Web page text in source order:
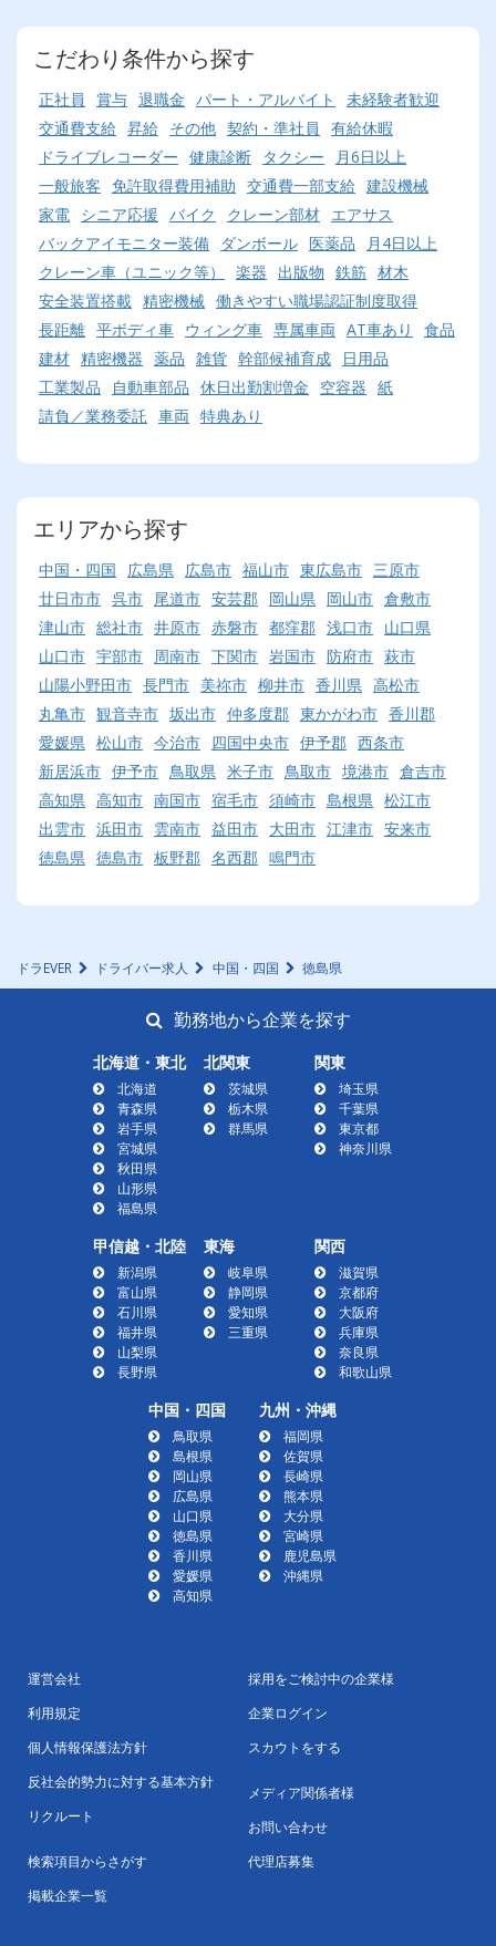
こだわり条件から探す
正社員 賞与 退職金 パート・アルバイト
未経験者歓迎
交通費支給 昇給 その他 契約・準社員
有給休暇
ドライブレコーダー 健康診断 タクシー
月6日以上
一般旅客 免許取得費用補助 交通費一部支給 建設機械
家電 シニア応援 バイク クレーン部材 エアサス
バックアイモニター装備
ダンボール 医薬品
月4日以上
クレーン車（ユニック等）
楽器 出版物 鉄筋 材木
安全装置搭載 精密機械 働きやすい職場認証制度取得
長距離 平ボディ車 ウィング車 専属車両 AT車あり
食品
建材 精密機器 薬品 雑貨 幹部候補育成
日用品
工業製品
自動車部品 休日出勤割増金 空容器 紙
請負／業務委託 車両 特典あり
エリアから探す
中国・四国 広島県 広島市 福山市 東広島市 三原市
廿日市市 呉市 尾道市 安芸郡 岡山県 岡山市 倉敷市
津山市 総社市 井原市 赤磐市 都窪郡 浅口市 山口県
山口市 宇部市 周南市 下関市 岩国市 防府市 萩市
山陽小野田市 長門市 美祢市 柳井市 香川県 高松市
丸亀市 観音寺市 坂出市 仲多度郡 東かがわ市 香川郡
愛媛県 松山市 今治市 四国中央市 伊予郡 西条市
新居浜市 伊予市 鳥取県 米子市 鳥取市 境港市 倉吉市
高知県 高知市 南国市 宿毛市 須崎市 島根県 松江市
出雲市 浜田市 雲南市 益田市 大田市 江津市 安来市
徳島県 徳島市 板野郡 名西郡 鳴門市
ドラEVER ドライバー求人 中国・四国 徳島県
勤務地から企業を探す
北海道・東北
北海道
青森県
岩手県
宮城県
秋田県
山形県
福島県
北関東
茨城県
栃木県
群馬県
関東
埼玉県
千葉県
東京都
神奈川県
甲信越・北陸
新潟県
富山県
石川県
福井県
山梨県
長野県
東海
岐阜県
静岡県
愛知県
三重県
関西
滋賀県
京都府
大阪府
兵庫県
奈良県
和歌山県
中国・四国
鳥取県
島根県
岡山県
広島県
山口県
徳島県
香川県
愛媛県
高知県
九州・沖縄
福岡県
佐賀県
長崎県
熊本県
大分県
宮崎県
鹿児島県
沖縄県
運営会社
利用規定
個人情報保護法方針
反社会的勢力に対する基本方針
リクルート
検索項目からさがす
掲載企業一覧
採用をご検討中の企業様
企業ログイン
スカウトをする
メディア関係者様
お問い合わせ
代理店募集